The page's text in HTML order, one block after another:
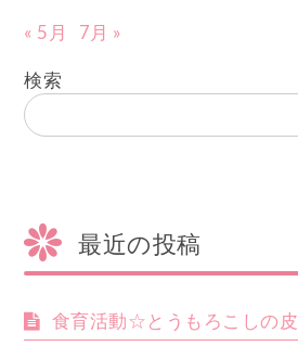
« 5月 7月 »
検索
最近の投稿
食育活動☆とうもろこしの